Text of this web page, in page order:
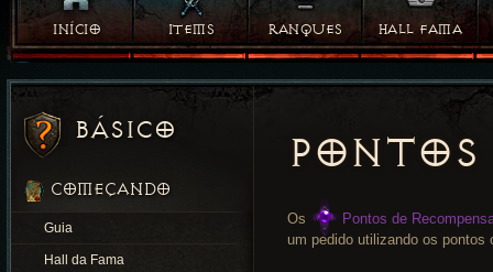
INÍCIO ITEMS RANQUES HALL FAMA
BÁSICO
COMEÇANDO
Guia
Hall da Fama
Os
Pontos de
um pedido utilizando os pontos